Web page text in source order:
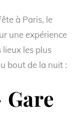
à Paris, le
une expérience
les plus
bout de la nuit :